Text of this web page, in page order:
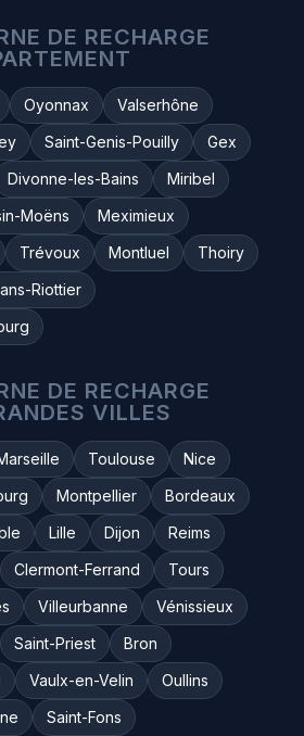
DE RECHARGE
Oyonnax
Valserhône
Saint-Genis-Pouilly
Gex
Divonne-les-Bains
Miribel
Moëns
Meximieux
Trévoux Montluel
Thoiry
Riottier
DE RECHARGE
VILLES
Toulouse
Nice
Montpellier
Bordeaux
Lille Dijon
Reims
Clermont-Ferrand
Tours
Villeurbanne
Vénissieux
Saint-Priest
Bron
Vaulx-en-Velin
Oullins
Saint-Fons